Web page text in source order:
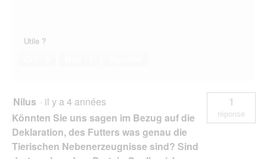
Utile ?
Nilus · il y a 4 années
Könnten Sie uns sagen im Bezug auf die
Deklaration, des Futters was genau die
Tierischen Nebenerzeugnisse sind? Sind
1
réponse